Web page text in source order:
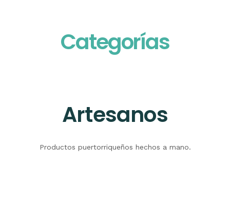
Categorías
Artesanos
Productos puertorriqueños hechos a mano.